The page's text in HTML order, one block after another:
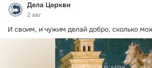
Дела Церкви
2 авг
И своим, и чужим делай добро, сколько